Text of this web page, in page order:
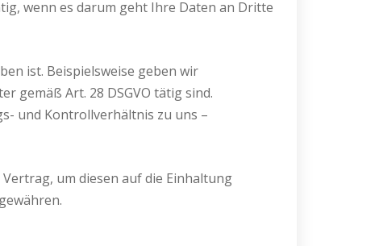
wenn es darum geht Ihre Daten an Dritte
ist. Beispielsweise geben wir
gemäß Art. 28 DSGVO tätig sind.
und Kontrollverhältnis zu uns –
um diesen auf die Einhaltung